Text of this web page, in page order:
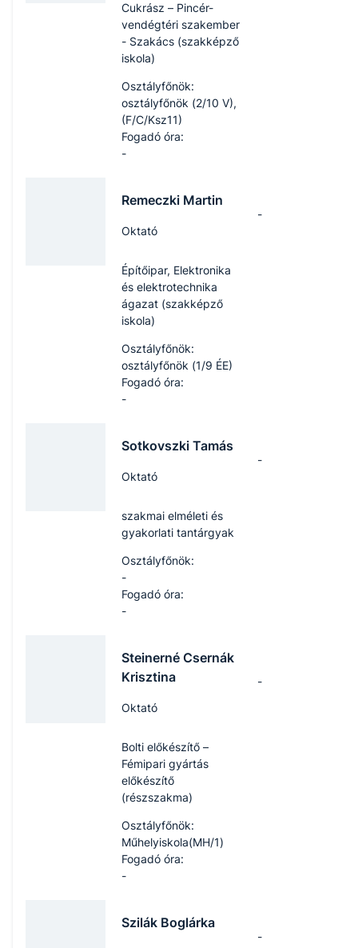
Cukrász – Pincér-
vendégtéri szakember
- Szakács (szakképző
iskola)
Osztályfőnök:
osztályfőnök (2/10 V),
(F/C/Ksz11)
Fogadó óra:
-
Remeczki Martin
Oktató
Építőipar, Elektronika
és elektrotechnika
ágazat (szakképző
iskola)
-
Osztályfőnök:
osztályfőnök (1/9 ÉE)
Fogadó óra:
-
Sotkovszki Tamás
Oktató
szakmai elméleti és
gyakorlati tantárgyak
-
Osztályfőnök:
-
Fogadó óra:
-
Steinerné Csernák
Krisztina
Oktató
Bolti előkészítő –
Fémipari gyártás
előkészítő
(részszakma)
-
Osztályfőnök:
Műhelyiskola(MH/1)
Fogadó óra:
-
Szilák Boglárka
-